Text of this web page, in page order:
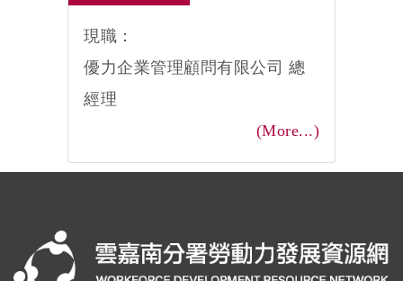
現職：
優力企業管理顧問有限公司 總
經理
(More...)